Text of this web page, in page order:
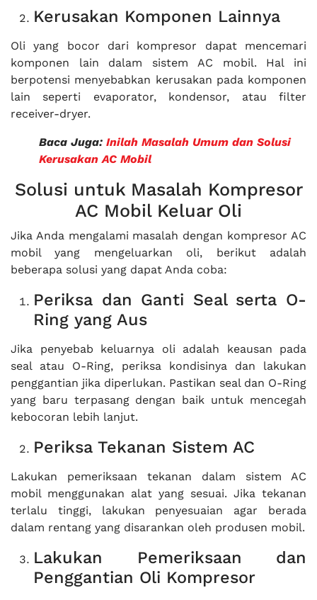
Kerusakan Komponen Lainnya
Oli yang bocor dari kompresor dapat mencemari
komponen lain dalam sistem AC mobil. Hal ini
berpotensi menyebabkan kerusakan pada komponen
lain seperti evaporator, kondensor, atau filter
receiver-dryer.
Baca Juga: Inilah Masalah Umum dan Solusi
Kerusakan AC Mobil
Solusi untuk Masalah Kompresor
AC Mobil Keluar Oli
Jika Anda mengalami masalah dengan kompresor AC
mobil yang mengeluarkan oli, berikut adalah
beberapa solusi yang dapat Anda coba:
Periksa dan Ganti Seal serta O-
Ring yang Aus
Jika penyebab keluarnya oli adalah keausan pada
seal atau O-Ring, periksa kondisinya dan lakukan
penggantian jika diperlukan. Pastikan seal dan O-Ring
yang baru terpasang dengan baik untuk mencegah
kebocoran lebih lanjut.
Periksa Tekanan Sistem AC
Lakukan pemeriksaan tekanan dalam sistem AC
mobil menggunakan alat yang sesuai. Jika tekanan
terlalu tinggi, lakukan penyesuaian agar berada
dalam rentang yang disarankan oleh produsen mobil.
Lakukan Pemeriksaan dan
Penggantian Oli Kompresor